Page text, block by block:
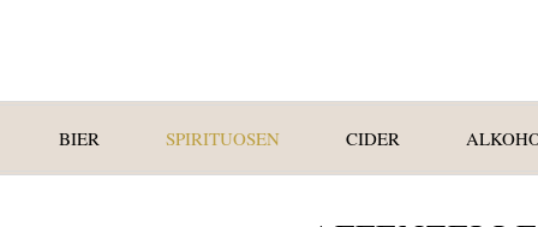
BIER SPIRITUOSEN CIDER